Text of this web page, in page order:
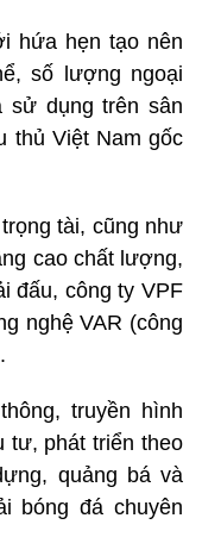
hứa hẹn tạo nên
số lượng ngoại
sử dụng trên sân
thủ Việt Nam gốc
tài, cũng như
cao chất lượng,
đấu, công ty VPF
nghệ VAR (công
truyền hình
tư, phát triển theo
quảng bá và
bóng đá chuyên